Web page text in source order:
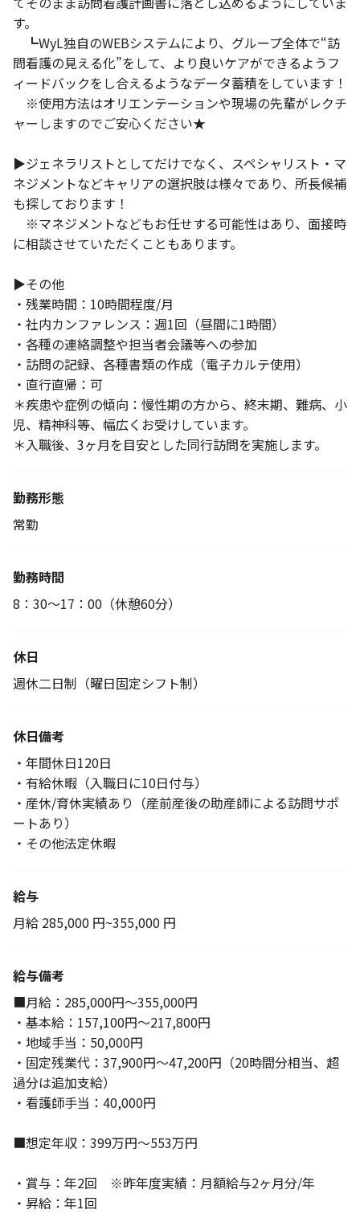
す。
┗WyL独自のWEBシステムにより、グループ全体で“訪
問看護の見える化”をして、より良いケアができるようフ
ィードバックをし合えるようなデータ蓄積をしています！
※使用方法はオリエンテーションや現場の先輩がレクチ
ャーしますのでご安心ください★
▶️ジェネラリストとしてだけでなく、スペシャリスト・マ
ネジメントなどキャリアの選択肢は様々であり、所長候補
も探しております！
※マネジメントなどもお任せする可能性はあり、面接時
に相談させていただくこともあります。
▶️その他
・残業時間：10時間程度/月
・社内カンファレンス：週1回（昼間に1時間）
・各種の連絡調整や担当者会議等への参加
・訪問の記録、各種書類の作成（電子カルテ使用）
・直行直帰：可
＊疾患や症例の傾向：慢性期の方から、終末期、難病、小
児、精神科等、幅広くお受けしています。
＊入職後、3ヶ月を目安とした同行訪問を実施します。
勤務形態
常勤
勤務時間
8：30～17：00（休憩60分）
休日
週休二日制（曜日固定シフト制）
休日備考
・年間休日120日
・有給休暇（入職日に10日付与）
・産休/育休実績あり（産前産後の助産師による訪問サポ
ートあり）
・その他法定休暇
給与
月給 285,000 円~355,000 円
給与備考
■月給：285,000円～355,000円
・基本給：157,100円～217,800円
・地域手当：50,000円
・固定残業代：37,900円～47,200円（20時間分相当、超
過分は追加支給）
・看護師手当：40,000円
■想定年収：399万円～553万円
・賞与：年2回 ※昨年度実績：月額給与2ヶ月分/年
・昇給：年1回